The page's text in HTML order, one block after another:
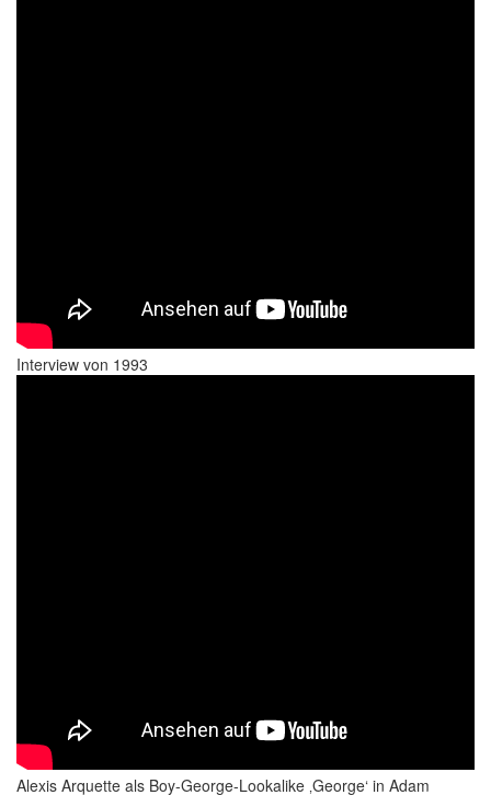
Interview von 1993
Alexis Arquette als Boy-George-Lookalike ‚George‘ in Adam